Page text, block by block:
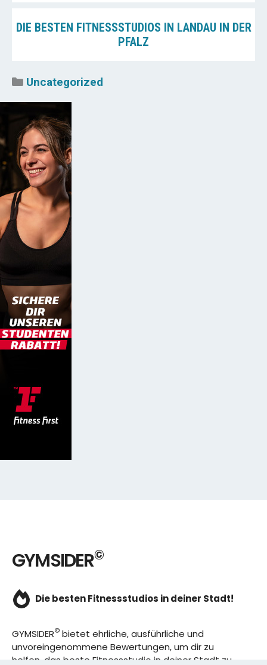
DIE BESTEN FITNESSSTUDIOS IN LANDAU IN DER
PFALZ
Kategorien
Uncategorized
GYMSIDER©
Die besten Fitnessstudios in deiner Stadt!
GYMSIDER© bietet ehrliche, ausführliche und
unvoreingenommene Bewertungen, um dir zu
helfen, das beste Fitnessstudio in deiner Stadt zu